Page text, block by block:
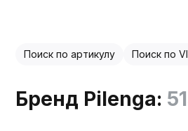
Поиск по артикулу Поиск по
Бренд Pilenga: